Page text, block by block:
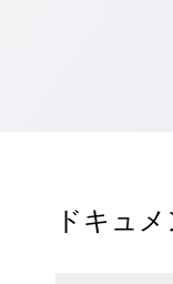
E-モビリティの時代
リチウムイオン電池
工作機械に小型化の
ドキュ